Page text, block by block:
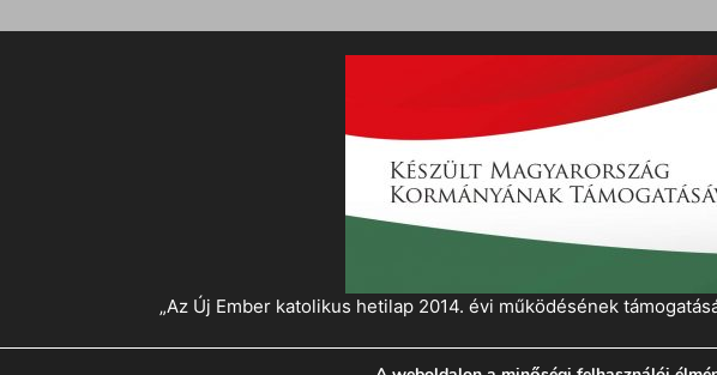
„Az Új Ember katolikus hetilap 2014. évi működésének